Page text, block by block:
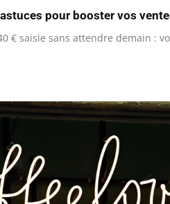
pour booster vos
€ saisie sans attendre demain :